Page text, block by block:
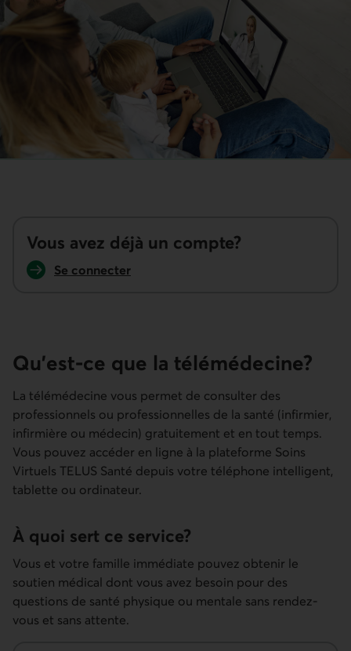
Vous avez déjà un compte?
Se connecter
Qu’est-ce que la télé­médecine?
La télémédecine vous permet de consulter des
professionnels ou professionnelles de la santé (infirmier,
infirmière ou médecin) gratuitement et en tout temps.
Vous pouvez accéder en ligne à la plateforme Soins
Virtuels TELUS Santé depuis votre téléphone intelligent,
tablette ou ordinateur.
À quoi sert ce service?
Vous et votre famille immédiate pouvez obtenir le
soutien médical dont vous avez besoin pour des
questions de santé physique ou mentale sans rendez-
vous et sans attente.